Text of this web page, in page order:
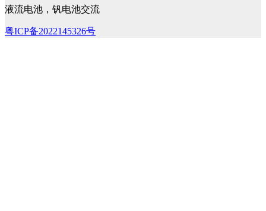
液流电池，钒电池交流
粤ICP备2022145326号